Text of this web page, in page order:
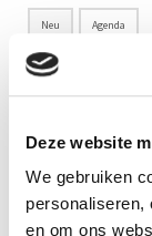
Deze website
We gebruiken
personaliseren,
en om ons
Neu Agenda
No items